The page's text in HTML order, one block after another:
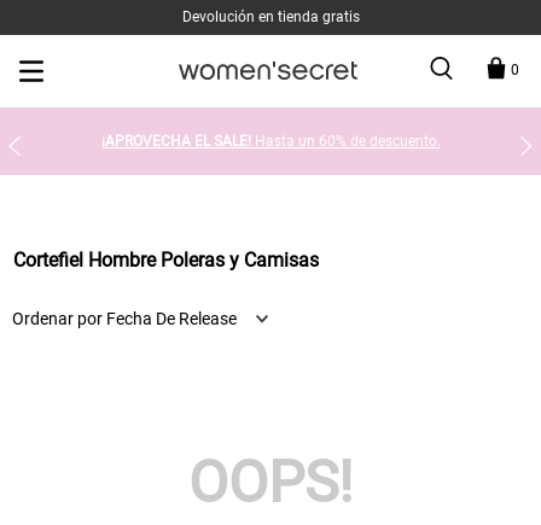
Devolución en tienda gratis
0
¡APROVECHA EL SALE! Hasta un 60% de descuento.
Cortefiel Hombre Poleras y Camisas
Ordenar por Fecha De Release
OOPS!